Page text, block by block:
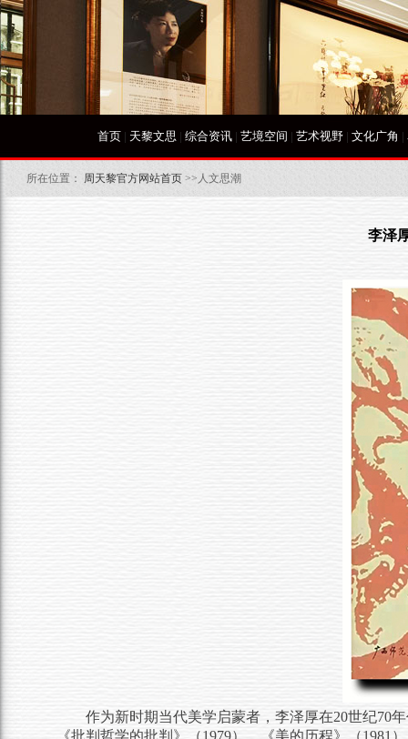
首页| 天黎文思 | 综合资讯| 艺境空间 | 艺术视野| 文化广角 |
所在位置： 周天黎官方网站首页 >>人文思潮
李泽
作为新时期当代美学启蒙者，李泽厚在20世纪70
《批判哲学的批判》（1979）、《美的历程》（